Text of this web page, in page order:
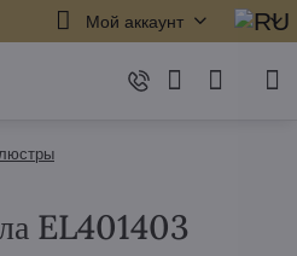
Мой аккаунт
EL401403